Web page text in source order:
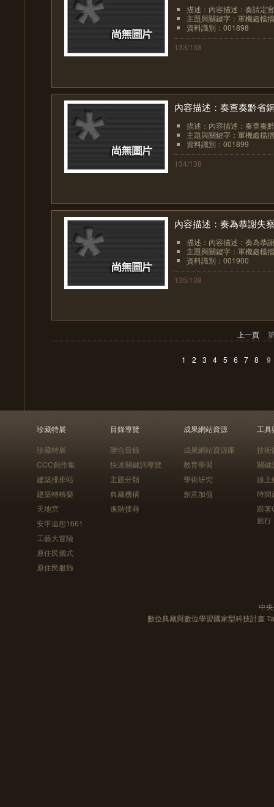
描述：內容描述：奏請定
主題與關鍵字：軍機處檔
資料識別：001898
133/138
內容描述：奏查奏黔省
描述：內容描述：奏查奏
主題與關鍵字：軍機處檔
資料識別：001899
134/138
內容描述：奏為恭謝失
描述：內容描述：奏為恭
主題與關鍵字：軍機處檔
資料識別：001900
135/138
上一頁
1 2 3 4 5 6 7 8 9
珍藏特展
珍藏特展
CCC創作集
建築排排站
建築轉轉樂
天地宮
安平追想1661
工藝大冒險
原住民儀式
原住民服飾
目錄導覽
聯合目錄
快速關鍵詞導覽
主題分類
典藏機構
進階搜尋
成果網站資源
成果網站資源庫
教育學習
學術研究
創意加值
工具
技術
關鍵
線上
時間
跟
旅行
中
數位典藏與數位學習國家型科技計畫